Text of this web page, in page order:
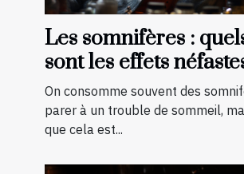
Les somnifères :
sont les effets néfastes et
palliatifs ?
On consomme souvent des
parer à un trouble de sommeil,
que cela est...